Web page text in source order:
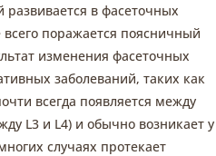
в фасеточных
поражается поясничный
изменения фасеточных
заболеваний, таких как
всегда появляется между
L3 и L4) и обычно возникает у
случаях протекает